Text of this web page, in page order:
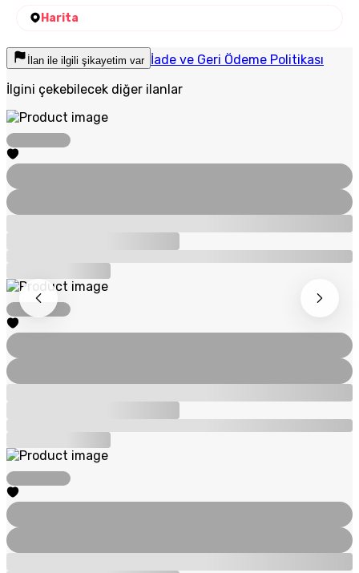
Harita
İlan ile ilgili şikayetim var İade ve Geri Ödeme Politikası
İlgini çekebilecek diğer ilanlar